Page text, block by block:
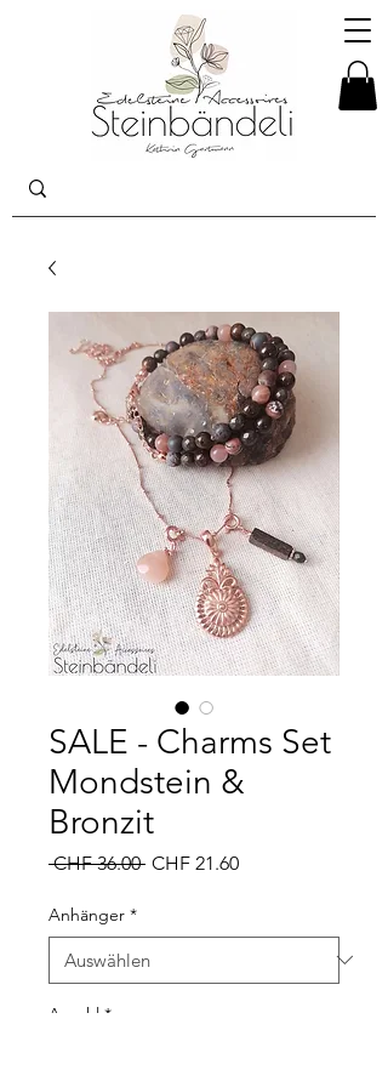
SALE - Charms Set
Mondstein &
Bronzit
CHF 36.00 Standardpreis
CHF 21.60Sale-
Anhänger *
Anzahl *